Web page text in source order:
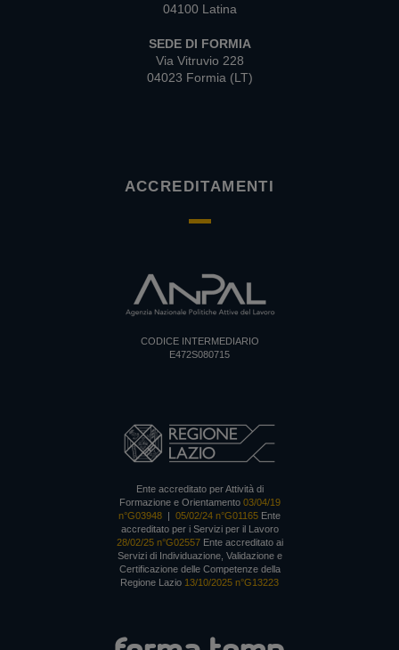
04100 Latina
SEDE DI FORMIA
Via Vitruvio 228
04023 Formia (LT)
ACCREDITAMENTI
CODICE INTERMEDIARIO
E472S080715
Ente accreditato per Attività di
Formazione e Orientamento 03/04/19
n°G03948 | 05/02/24 n°G01165 Ente
accreditato per i Servizi per il Lavoro
28/02/25 n°G02557Ente accreditato ai
Servizi di Individuazione, Validazione e
Certificazione delle Competenze della
Regione Lazio 13/10/2025 n°G13223